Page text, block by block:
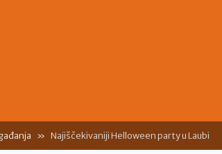
Najiščekivaniji Helloween party u Laubi